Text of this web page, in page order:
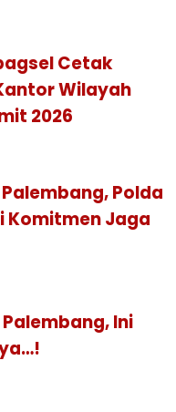
Cetak
Wilayah
2026
Polda
Komitmen Jaga
Ini